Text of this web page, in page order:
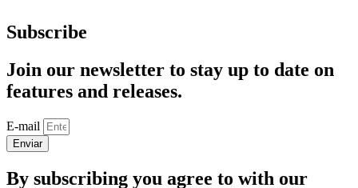
Subscribe
Join our newsletter to stay up to date on
features and releases.
E-mail
Enviar
By subscribing you agree to with our